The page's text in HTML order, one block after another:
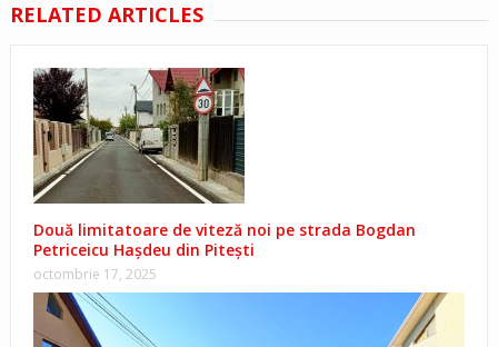
RELATED ARTICLES
Două limitatoare de viteză noi pe strada Bogdan
Petriceicu Hașdeu din Pitești
octombrie 17, 2025